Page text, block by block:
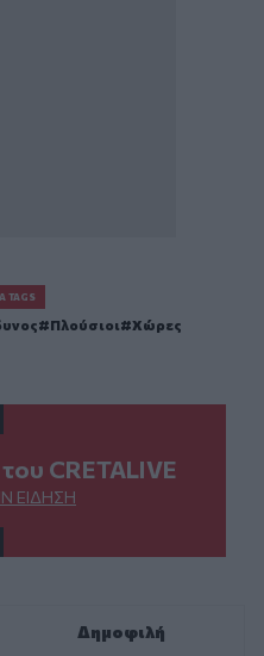
TAGS
Πλούσιοι Χώρες
CRETALIVE
ΕΊΔΗΣΗ
Δημοφιλή